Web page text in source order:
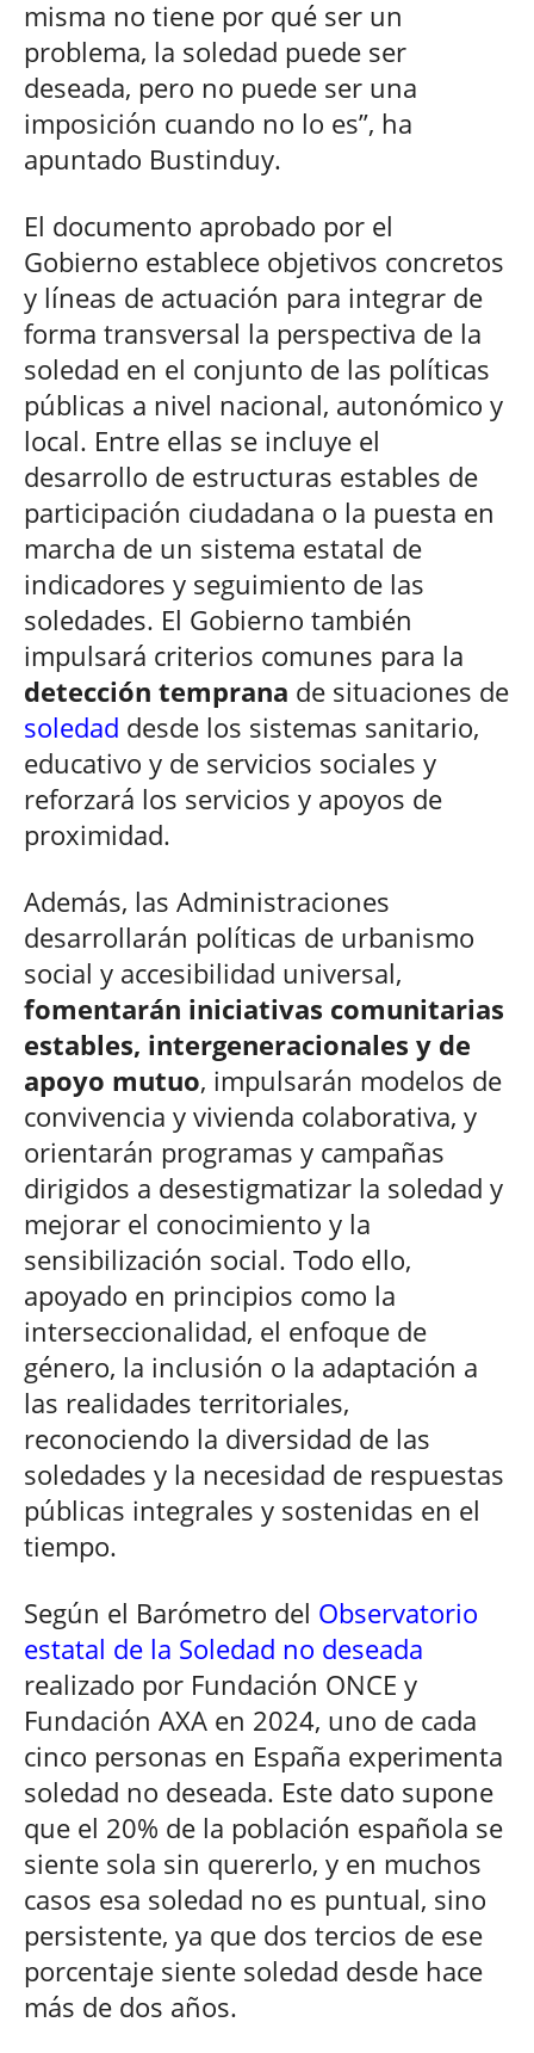
misma no tiene por qué ser un
problema, la soledad puede ser
deseada, pero no puede ser una
imposición cuando no lo es”, ha
apuntado Bustinduy.
El documento aprobado por el
Gobierno establece objetivos concretos
y líneas de actuación para integrar de
forma transversal la perspectiva de la
soledad en el conjunto de las políticas
públicas a nivel nacional, autonómico y
local. Entre ellas se incluye el
desarrollo de estructuras estables de
participación ciudadana o la puesta en
marcha de un sistema estatal de
indicadores y seguimiento de las
soledades. El Gobierno también
impulsará criterios comunes para la
detección temprana de situaciones de
soledad desde los sistemas sanitario,
educativo y de servicios sociales y
reforzará los servicios y apoyos de
proximidad.
Además, las Administraciones
desarrollarán políticas de urbanismo
social y accesibilidad universal,
fomentarán iniciativas comunitarias
estables, intergeneracionales y de
apoyo mutuo, impulsarán modelos de
convivencia y vivienda colaborativa, y
orientarán programas y campañas
dirigidos a desestigmatizar la soledad y
mejorar el conocimiento y la
sensibilización social. Todo ello,
apoyado en principios como la
interseccionalidad, el enfoque de
género, la inclusión o la adaptación a
las realidades territoriales,
reconociendo la diversidad de las
soledades y la necesidad de respuestas
públicas integrales y sostenidas en el
tiempo.
Según el Barómetro del Observatorio
estatal de la Soledad no deseada
realizado por Fundación ONCE y
Fundación AXA en 2024, uno de cada
cinco personas en España experimenta
soledad no deseada. Este dato supone
que el 20% de la población española se
siente sola sin quererlo, y en muchos
casos esa soledad no es puntual, sino
persistente, ya que dos tercios de ese
porcentaje siente soledad desde hace
más de dos años.